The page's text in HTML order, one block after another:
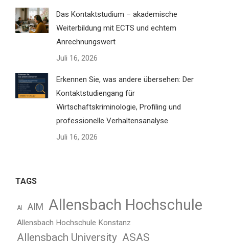
Das Kontaktstudium – akademische
Weiterbildung mit ECTS und echtem
Anrechnungswert
Juli 16, 2026
Erkennen Sie, was andere übersehen: Der
Kontaktstudiengang für
Wirtschaftskriminologie, Profiling und
professionelle Verhaltensanalyse
Juli 16, 2026
TAGS
AI AIM Allensbach Hochschule
Allensbach Hochschule Konstanz
Allensbach University ASAS